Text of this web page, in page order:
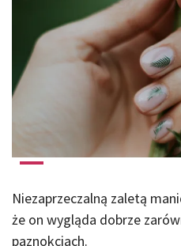
Niezaprzeczalną zaletą
że on wygląda dobrze
paznokciach.